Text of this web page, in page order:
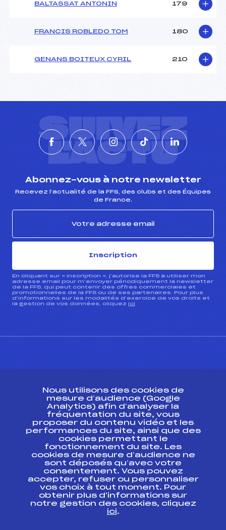
BALTASSAT ANTONIN 179
FRANCIS ROBLEDO TOM 180
GENANS BOITEUX CYRIL 210
SUIVEZ
L'ACTU
Abonnez-vous à notre newsletter
Recevez l’actualité de la FFS, des clubs et des Équipes
de France.
Inscription
En cliquant sur « inscription », j’autorise la FFS à utiliser mon
adresse email pour m’envoyer périodiquement la newsletter
de la FFS, qui peut contenir des offres commerciales et
promotionnelles de la FFS ou de ses partenaires. Pour plus
d’informations sur les modalités d’exercice de vos droits et
la gestion de vos données, cliquez ici
Ressources
Pass’Neige
Projet sportif fédéral
Projet de performance fédéral
Antidopage
Pôle Développement, Formation, Suivi
Scientifique
Listes ministérielles
Pôle vie de l’athlète
Enseignement professionnel
Nous utilisons des cookies de
mesure d’audience (Google
Analytics) afin d’analyser la
fréquentation du site, vous
proposer du contenu vidéo et les
performances du site, ainsi que des
cookies permettant le
fonctionnement du site. Les
cookies de mesure d’audience ne
sont déposés qu’avec votre
consentement. Vous pouvez
accepter, refuser ou personnaliser
vos choix à tout moment. Pour
obtenir plus d'informations sur
notre gestion des cookies, cliquez
ici.